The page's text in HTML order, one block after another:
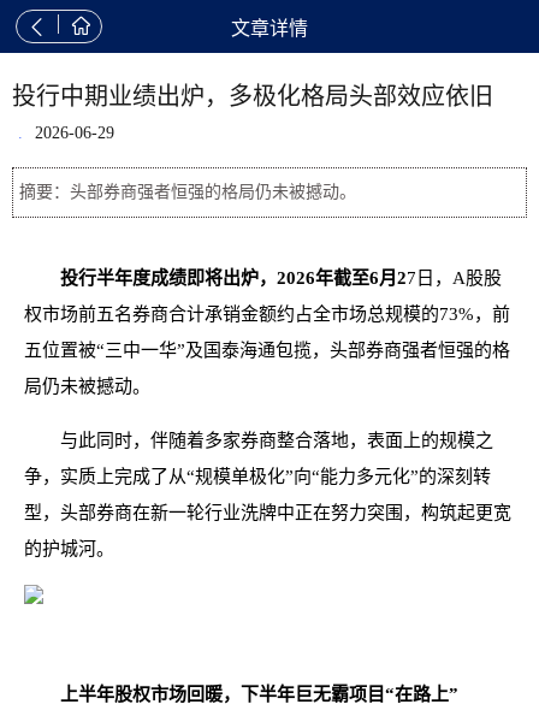
  文章详情
投行中期业绩出炉，多极化格局头部效应依旧
. 2026-06-29
摘要：头部券商强者恒强的格局仍未被撼动。
投行半年度成绩即将出炉，2026年截至6月27日，A股股
权市场前五名券商合计承销金额约占全市场总规模的73%，前
五位置被“三中一华”及国泰海通包揽，头部券商强者恒强的格
局仍未被撼动。
与此同时，伴随着多家券商整合落地，表面上的规模之
争，实质上完成了从“规模单极化”向“能力多元化”的深刻转
型，头部券商在新一轮行业洗牌中正在努力突围，构筑起更宽
的护城河。
上半年股权市场回暖，下半年巨无霸项目“在路上”